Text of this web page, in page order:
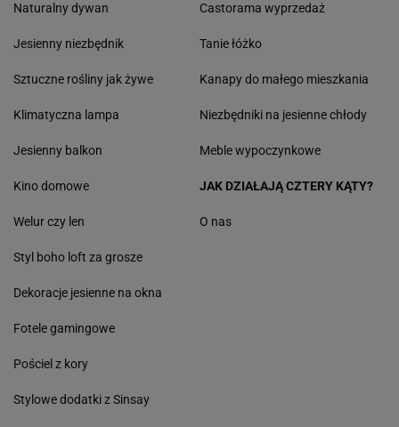
Naturalny dywan
Jesienny niezbędnik
Sztuczne rośliny jak żywe
Klimatyczna lampa
Jesienny balkon
Castorama wyprzedaż
Tanie łóżko
Kanapy do małego mieszkania
Niezbędniki na jesienne chłody
Meble wypoczynkowe
Kino domowe
Welur czy len
Styl boho loft za grosze
Dekoracje jesienne na okna
Fotele gamingowe
Pościel z kory
Stylowe dodatki z Sinsay
JAK DZIAŁAJĄ CZTERY KĄTY?
O nas